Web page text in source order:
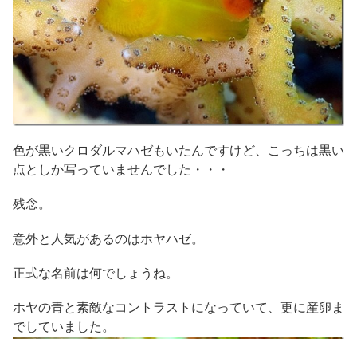
色が黒いクロダルマハゼもいたんですけど、こっちは黒い
点としか写っていませんでした・・・
残念。
意外と人気があるのはホヤハゼ。
正式な名前は何でしょうね。
ホヤの青と素敵なコントラストになっていて、更に産卵ま
でしていました。